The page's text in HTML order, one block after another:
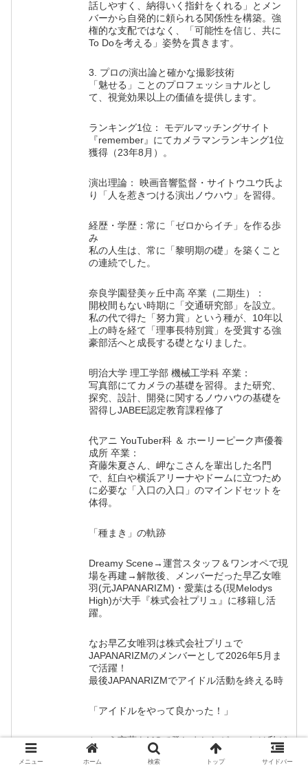
話しやすく、納得いく指針をくれる」とメン
バーから自発的に頼られる関係性を構築。強
権的な支配ではなく、「可能性を信じ、共に
To Doを考える」姿勢を貫きます。
3. プロの演出論と確かな撮影技術
「魅せる」ことのプロフェッショナルとし
て、視覚効果以上の価値を提供します。
ランキング1位： モデルマッチングサイト
『remember』にてカメラマンランキング1位
獲得（23年8月）。
演出理論： 映画音響監督・サイトウユウ氏よ
り「人を惹きつける演出ノウハウ」を習得。
経歴・学歴：常に「ゼロからイチ」を作る歩
み
私の人生は、常に「黎明期の礎」を築くこと
の連続でした。
奈良学園登美ヶ丘中高 卒業（二期生）：
開校間もない時期に「交通研究部」を設立。
私の代で得た「努力賞」という種が、10年以
上の時を経て「理事長特別賞」を受賞する強
豪部活へと成長する礎となりました。
明治大学 理工学部 機械工学科 卒業：
写真部にてカメラの基礎を習得。また研究、
探究、設計、開発に関するノウハウの基礎を
習得しJABEE認定教育課程修了
代アニ YouTuber科 ＆ ホーリーピーク声優養
成所 卒業：
斉藤朱夏さん、岬なこさんを輩出した名門
で、紅白や横浜アリーナやドームに立つため
に必要な「入口の入口」のマインドセットを
体得。
「種まき」の軌跡
Dreamy Scene→運営スタッフ＆ワンオペで現
場を再建→解散後、メンバーだった早乙女唯
羽(元JAPANARIZM)・愛葉はる(現Melodys
High)が大手『株式会社プリュ』に移籍し活
躍。
なお早乙女唯羽は株式会社プリュで
JAPANARIZMのメンバーとして2026年5月ま
で活躍！
最後JAPANARIZMでアイドル活動を終える時
「アイドルをやって良かった！」
という言葉をMCで発しましたが、これは私が
師事した恩師、声優内藤玲氏の教えである
メニュー ホーム 検索 トップ サイドバー